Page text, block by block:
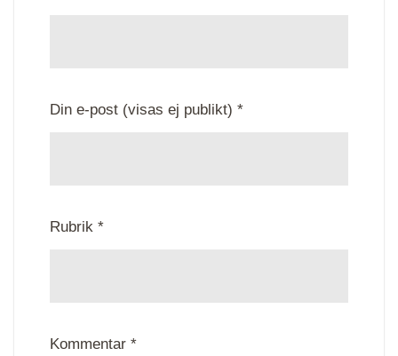
Din e-post (visas ej publikt) *
Rubrik *
Kommentar *